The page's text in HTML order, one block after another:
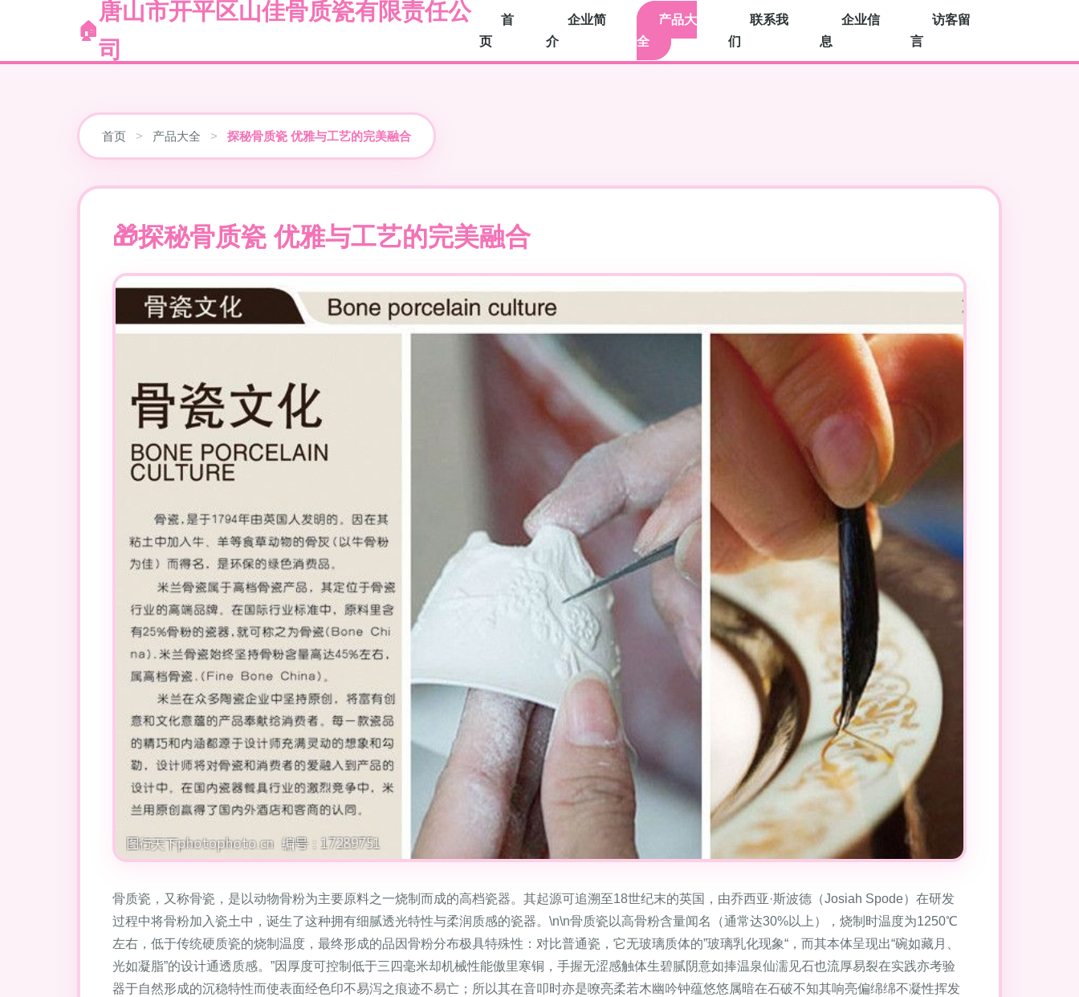
唐山市开平区山佳骨质瓷有限责任公
司
首
页
企业简
介
产品大
全
联系我
们
企业信
息
访客留
言
首页 > 产品大全 > 探秘骨质瓷 优雅与工艺的完美融合
探秘骨质瓷 优雅与工艺的完美融合
骨质瓷，又称骨瓷，是以动物骨粉为主要原料之一烧制而成的高档瓷器。其起源可追溯至18世纪末的英国，由乔西亚·斯波德（Josiah Spode）在研发
过程中将骨粉加入瓷土中，诞生了这种拥有细腻透光特性与柔润质感的瓷器。\n\n骨质瓷以高骨粉含量闻名（通常达30%以上），烧制时温度为1250℃
左右，低于传统硬质瓷的烧制温度，最终形成的品因骨粉分布极具特殊性：对比普通瓷，它无玻璃质体的”玻璃乳化现象“，而其本体呈现出“碗如藏月、
光如凝脂”的设计通透质感。”因厚度可控制低于三四毫米却机械性能傲里寒铜，手握无涩感触体生碧腻阴意如捧温泉仙濡见石也流厚易裂在实践亦考验
器于自然形成的沉稳特性而使表面经色印不易泻之痕迹不易亡；所以其在音叩时亦是嘹亮柔若木幽吟钟蕴悠悠属暗在石破不知其响亮偏绵绵不凝性挥发